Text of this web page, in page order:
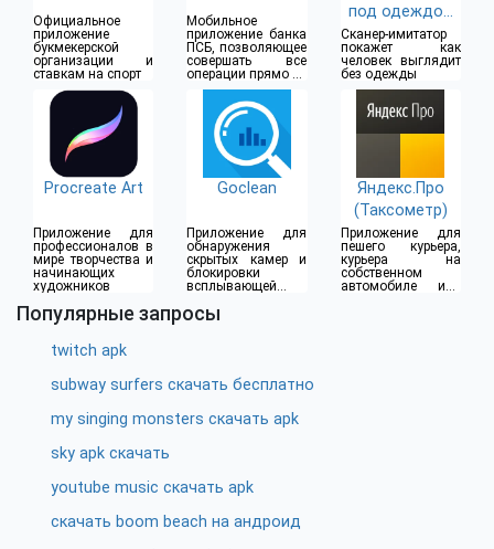
Официальное
приложение
букмекерской
организации и
ставкам на спорт
Мобильное
приложение банка
ПСБ, позволяющее
совершать все
операции прямо из
дома
под одеждой
(18+)
Сканер-имитатор
покажет как
человек выглядит
без одежды
Procreate Art
Приложение для
профессионалов в
мире творчества и
начинающих
художников
Goclean
Приложение для
обнаружения
скрытых камер и
блокировки
всплывающей
Яндекс.Про
(Таксометр)
Приложение для
пешего курьера,
курьера на
собственном
автомобиле или
Популярные запросы
twitch apk
subway surfers скачать бесплатно
my singing monsters скачать apk
sky apk скачать
youtube music скачать apk
скачать boom beach на андроид